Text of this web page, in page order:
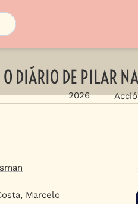
O DIÁRIO DE PILAR
2026
, Marcelo